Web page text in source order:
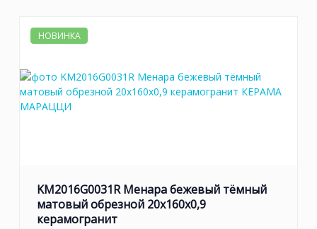
НОВИНКА
KM2016G0031R Менара бежевый тёмный
матовый обрезной 20x160x0,9
керамогранит